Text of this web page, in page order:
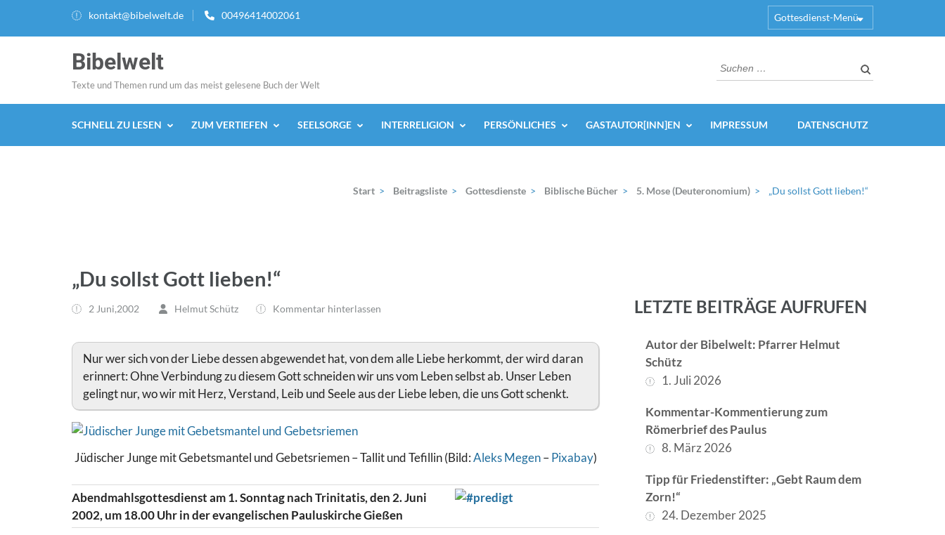
kontakt@bibelwelt.de 00496414002061 Gottesdienst-Menü
Bibelwelt
Texte und Themen rund um das meist gelesene Buch der Welt
Suchen
nach:
SCHNELL ZU LESEN ZUM VERTIEFEN SEELSORGE INTERRELIGION PERSÖNLICHES GASTAUTOR[INN]EN IMPRESSUM DATENSCHUTZ
Start > Beitragsliste > Gottesdienste > Biblische Bücher > 5. Mose (Deuteronomium) > „Du sollst Gott lieben!“
„Du sollst Gott lieben!“
2 Juni,2002 Helmut Schütz Kommentar hinterlassen
Nur wer sich von der Liebe dessen abgewendet hat, von dem alle Liebe herkommt, der wird daran
erinnert: Ohne Verbindung zu diesem Gott schneiden wir uns vom Leben selbst ab. Unser Leben
gelingt nur, wo wir mit Herz, Verstand, Leib und Seele aus der Liebe leben, die uns Gott schenkt.
Jüdischer Junge mit Gebetsmantel und Gebetsriemen – Tallit und Tefillin (Bild:Aleks Megen–Pixabay)
Abendmahlsgottesdienst am 1. Sonntag nach Trinitatis, den 2. Juni
2002, um 18.00 Uhr in der evangelischen Pauluskirche Gießen
LETZTE BEITRÄGE AUFRUFEN
Autor der Bibelwelt: Pfarrer Helmut
Schütz
1. Juli 2026
Kommentar-Kommentierung zum
Römerbrief des Paulus
8. März 2026
Tipp für Friedenstifter: „Gebt Raum dem
Zorn!“
24. Dezember 2025